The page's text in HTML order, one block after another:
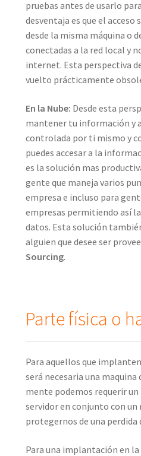
pruebas antes de usarlo
desventaja es que el acceso
desde la misma máquina o
conectadas a la red local y
internet. Esta perspectiva
vuelto prácticamente
En la Nube: Desde esta
mantener tu información y
controlada por ti mismo y
puedes accesar a la
es la solución mas
gente que maneja varios
empresa e incluso para
empresas permitiendo así
datos. Esta solución
alguien que desee ser
Sourcing.
Parte física o
Para aquellos que
será necesaria una
mente podemos requerir
servidor en conjunto con un
protegernos de una perdida
Para una implantación en